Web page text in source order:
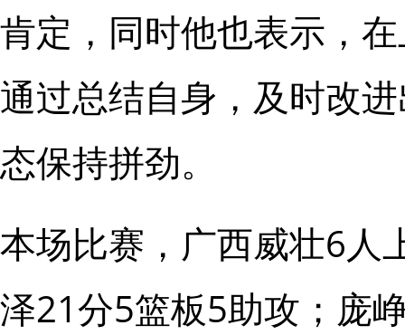
肯定，同时他也表示，
通过总结自身，及时改
态保持拼劲。
本场比赛，广西威壮6人
泽21分5篮板5助攻；庞